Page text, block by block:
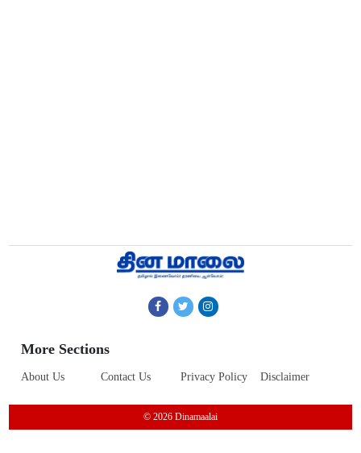
More Sections
About Us Contact Us Privacy Policy Disclaimer
© 2026 Dinamaalai